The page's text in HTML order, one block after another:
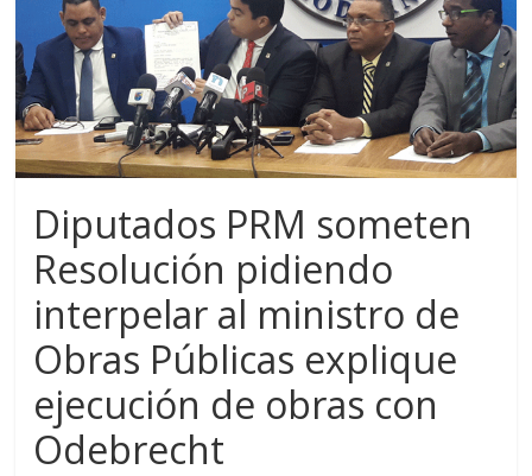
Diputados PRM someten
Resolución pidiendo
interpelar al ministro de
Obras Públicas explique
ejecución de obras con
Odebrecht